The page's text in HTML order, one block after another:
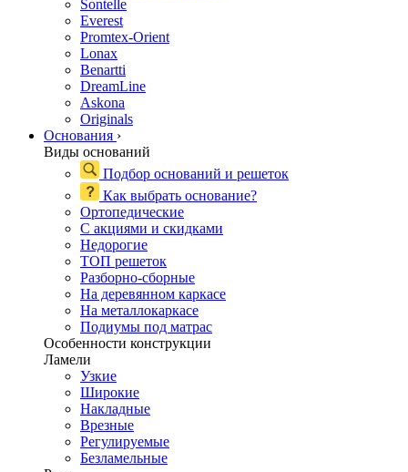
Sontelle
Everest
Promtex-Orient
Lonax
Benartti
DreamLine
Askona
Originals
Основания ›
Виды оснований
Подбор оснований и решеток
Как выбрать основание?
Ортопедические
С акциями и скидками
Недорогие
ТОП решеток
Разборно-сборные
На деревянном каркасе
На металлокаркасе
Подиумы под матрас
Особенности конструкции
Ламели
Узкие
Широкие
Накладные
Врезные
Регулируемые
Безламельные